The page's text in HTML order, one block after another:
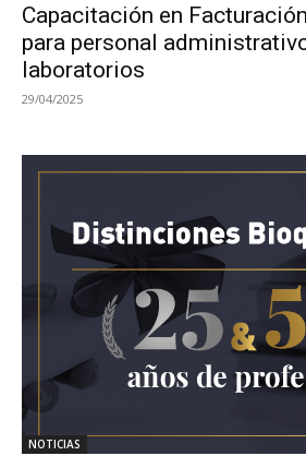
Capacitación en
para personal
laboratorios
29/04/2025
NOTICIAS